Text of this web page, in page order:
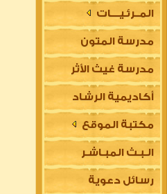
المــرئـيــــات
مدرسة المتون
العلمية
مدرسة غيث الأثر
السلفية
أكاديمية الرشاد
العلمية للتأسيس
في مقدمات العلوم
الشرعية (للتعليم
مكتبة الموقع
الـبـث المبـاشـر
رسائل دعوية